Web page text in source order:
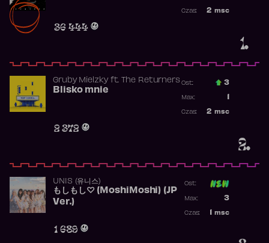
1.
36 444
2 msc
Czas:
2.
Gruby Mielzkyft. The Returners
Blisko mnie
2 372
Ost.: 3
Max:
2 msc
Czas:
UNIS (유니스)
もしもし♡ (MoshiMoshi) (JP
Ver.)
1 689
Ost:
3
Max:
msc
Czas: